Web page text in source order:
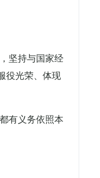
坚持与国家经
役光荣、体现
有义务依照本